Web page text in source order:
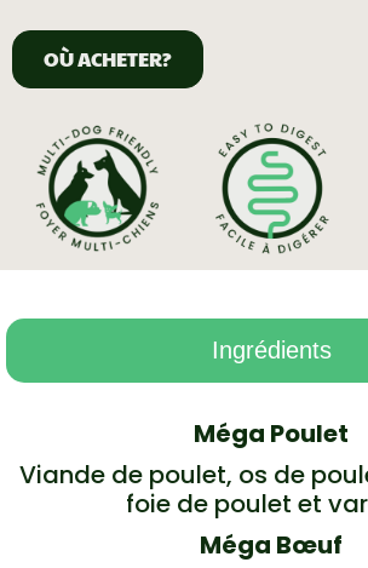
OÙ ACHETER?
Ingrédients
Méga Poulet
Viande de poulet, os de
foie de poulet et
Méga Bœuf